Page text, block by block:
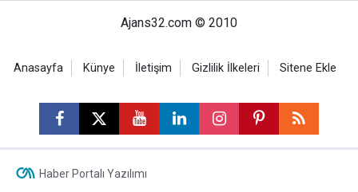
Ajans32.com © 2010
Anasayfa Künye İletişim Gizlilik İlkeleri Sitene Ekle
Haber Portalı Yazılımı